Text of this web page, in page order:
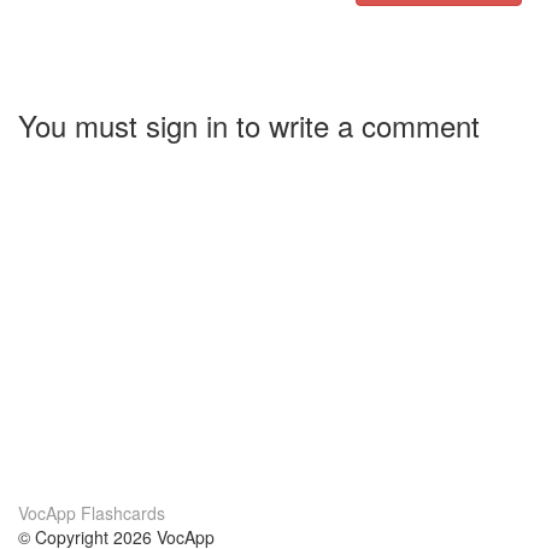
You must sign in to write a comment
VocApp Flashcards
© Copyright 2026 VocApp